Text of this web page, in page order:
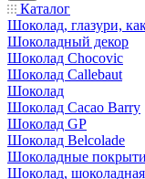
Каталог
Шоколад, глазури,
Шоколадный декор
Шоколад Chocovic
Шоколад Callebaut
Шоколад
Шоколад Cacao Barry
Шоколад GP
Шоколад Belcolade
Шоколадные
Шоколад,